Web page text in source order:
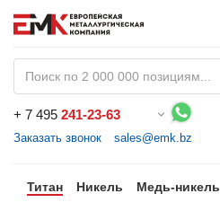
+ 7 495 241-23-63
Заказать звонок sales@emk.bz
Титан Никель Медь-никель